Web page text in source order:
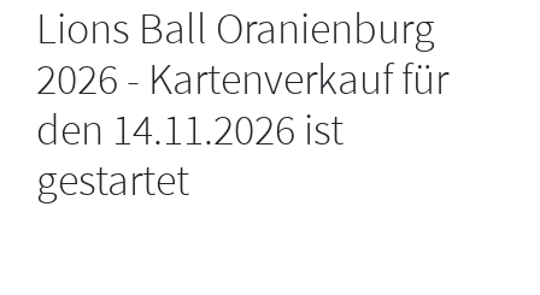
Lions Ball Oranienburg
2026 - Kartenverkauf für
den 14.11.2026 ist
gestartet